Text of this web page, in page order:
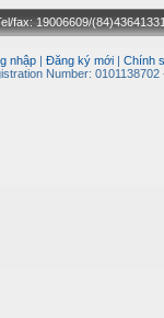
fax: 19006609/
nhập Đăng ký mới Chính
Number: